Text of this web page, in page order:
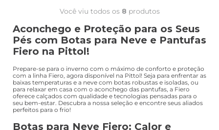
Você viu todos os 8 produtos
Aconchego e Proteção para os Seus
Pés com Botas para Neve e Pantufas
Fiero na Pittol!
Prepare-se para o inverno com o máximo de conforto e proteção
com a linha Fiero, agora disponível na Pittol! Seja para enfrentar as
baixas temperaturas e a neve com botas robustas e isoladas, ou
para relaxar em casa com o aconchego das pantufas, a Fiero
oferece calçados com qualidade e tecnologias pensadas para o
seu bem-estar. Descubra a nossa seleção e encontre seus aliados
perfeitos para o frio!
Botas para Neve Fiero: Calor e